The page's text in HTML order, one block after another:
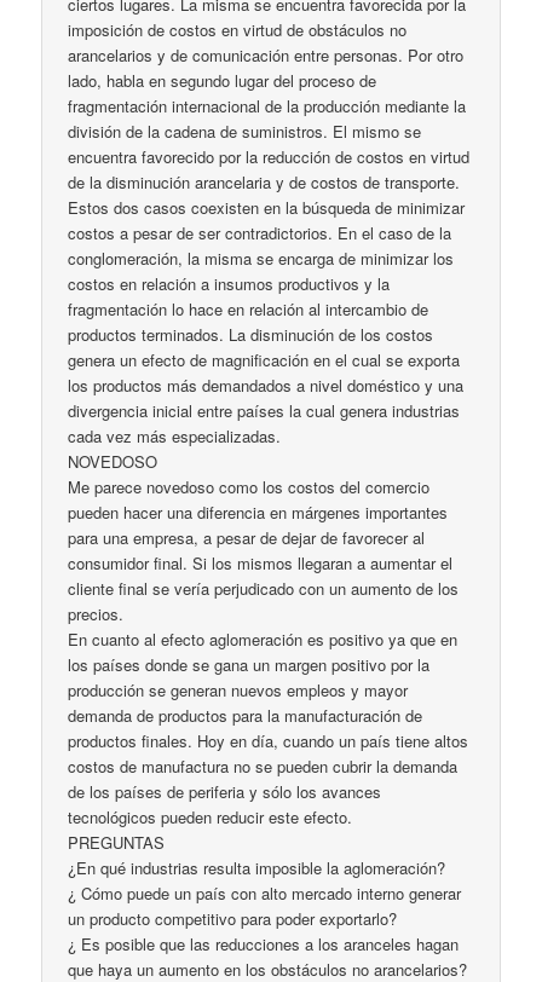
imposición de costos en virtud de obstáculos no
arancelarios y de comunicación entre personas. Por otro
lado, habla en segundo lugar del proceso de
fragmentación internacional de la producción mediante la
división de la cadena de suministros. El mismo se
encuentra favorecido por la reducción de costos en virtud
de la disminución arancelaria y de costos de transporte.
Estos dos casos coexisten en la búsqueda de minimizar
costos a pesar de ser contradictorios. En el caso de la
conglomeración, la misma se encarga de minimizar los
costos en relación a insumos productivos y la
fragmentación lo hace en relación al intercambio de
productos terminados. La disminución de los costos
genera un efecto de magnificación en el cual se exporta
los productos más demandados a nivel doméstico y una
divergencia inicial entre países la cual genera industrias
cada vez más especializadas.
NOVEDOSO
Me parece novedoso como los costos del comercio
pueden hacer una diferencia en márgenes importantes
para una empresa, a pesar de dejar de favorecer al
consumidor final. Si los mismos llegaran a aumentar el
cliente final se vería perjudicado con un aumento de los
precios.
En cuanto al efecto aglomeración es positivo ya que en
los países donde se gana un margen positivo por la
producción se generan nuevos empleos y mayor
demanda de productos para la manufacturación de
productos finales. Hoy en día, cuando un país tiene altos
costos de manufactura no se pueden cubrir la demanda
de los países de periferia y sólo los avances
tecnológicos pueden reducir este efecto.
PREGUNTAS
¿En qué industrias resulta imposible la aglomeración?
¿ Cómo puede un país con alto mercado interno generar
un producto competitivo para poder exportarlo?
¿ Es posible que las reducciones a los aranceles hagan
que haya un aumento en los obstáculos no arancelarios?